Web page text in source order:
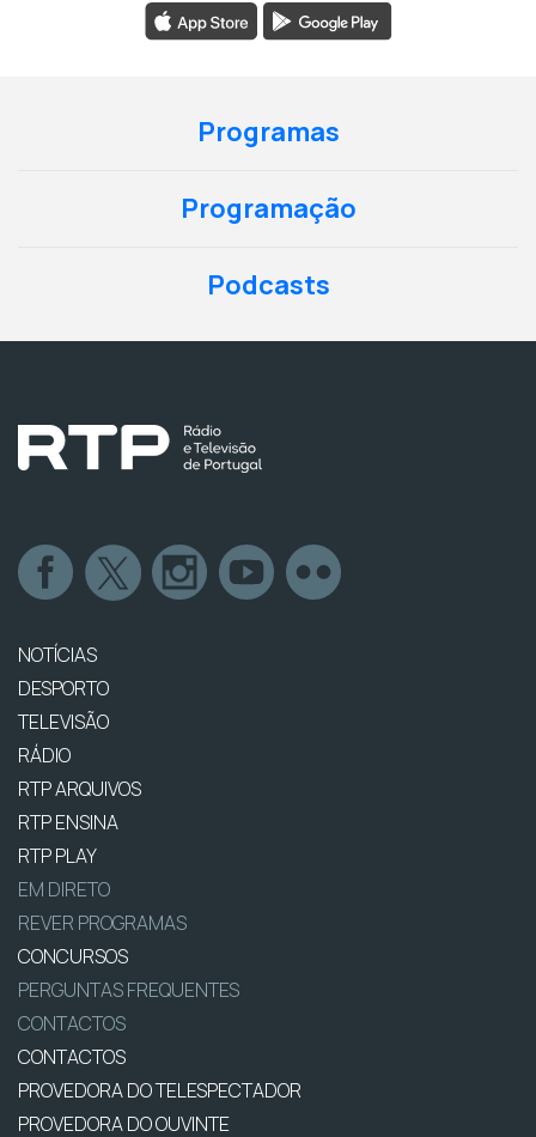
Programas
Programação
Podcasts
NOTÍCIAS
DESPORTO
TELEVISÃO
RÁDIO
RTP ARQUIVOS
RTP ENSINA
RTP PLAY
EM DIRETO
REVER PROGRAMAS
CONCURSOS
PERGUNTAS FREQUENTES
CONTACTOS
CONTACTOS
PROVEDORA DO TELESPECTADOR
PROVEDORA DO OUVINTE